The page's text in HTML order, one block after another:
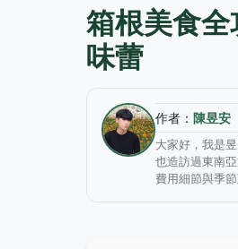
箱根美食
味蕾
作者： 陳昱安
大家好，我是
也造訪過東南
費用細節與季